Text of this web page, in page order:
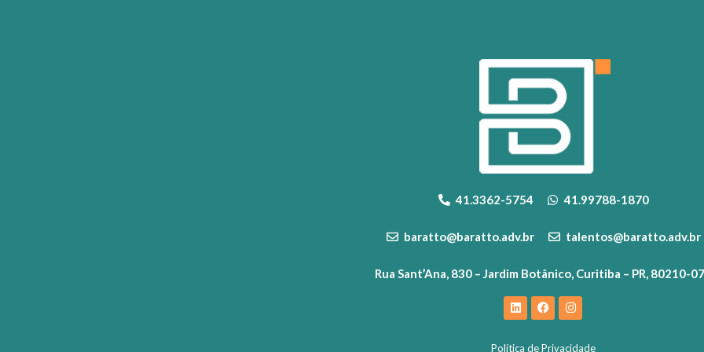
41.3362-5754 41.99788-1870
baratto@baratto.adv.br talentos@baratto.adv.br
Rua Sant’Ana, 830 – Jardim Botânico, Curitiba – PR, 80210-
Política de Privacidade